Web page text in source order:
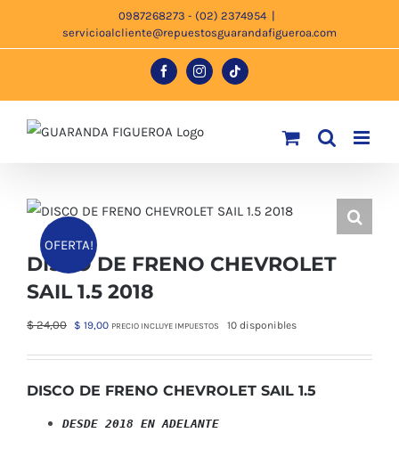
0987268273 - (02) 2374954 |
servicioalcliente@repuestosguarandafigueroa.com
FacebookInstagramTiktok
OFERTA!
DISCO DE FRENO CHEVROLET
SAIL 1.5 2018
$24,00
El
original
$ 19,00El
actual
PRECIO INCLUYE IMPUESTOS 10 disponibles
DISCO DE FRENO CHEVROLET SAIL 1.5
DESDE 2018 EN ADELANTE